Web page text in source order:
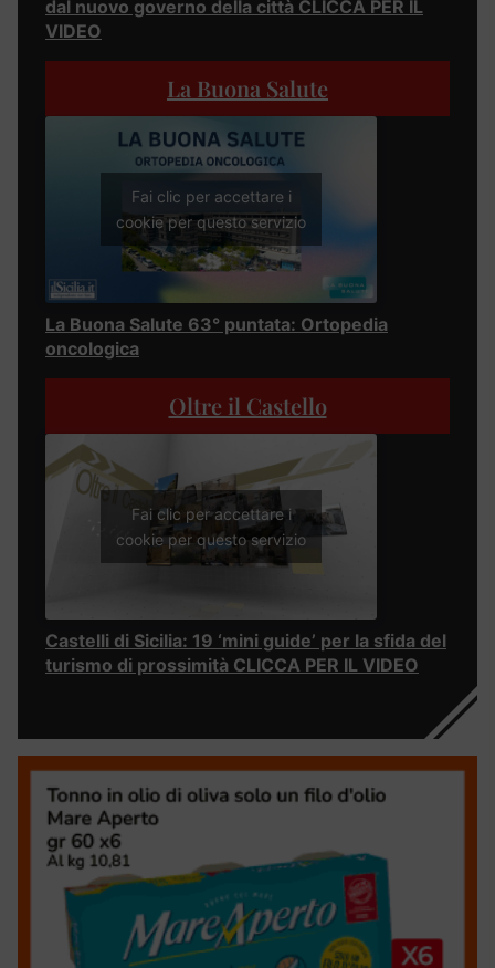
dal nuovo governo della città CLICCA PER IL
VIDEO
La Buona Salute
Fai clic per accettare i
cookie per questo servizio
La Buona Salute 63° puntata: Ortopedia
oncologica
Oltre il Castello
Fai clic per accettare i
cookie per questo servizio
Castelli di Sicilia: 19 ‘mini guide’ per la sfida del
turismo di prossimità CLICCA PER IL VIDEO